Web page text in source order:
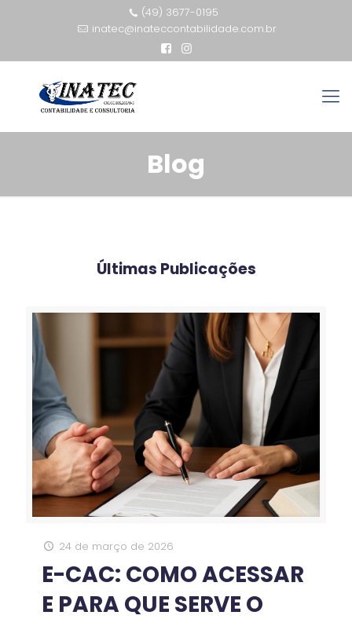
(49) 3677-0195
inatec@inateccontabilidade.com.br
Blog
Últimas Publicações
24 de março de 2026
E-CAC: COMO ACESSAR
E PARA QUE SERVE O